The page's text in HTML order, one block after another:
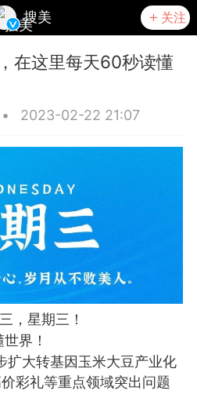
搜美 关注
素 无创溶斑术
卡卡美业
在这里每天60秒读懂
• 2023-02-22 21:07
，星期三！
界！
扩大转基因玉米大豆产业化
彩礼等重点领域突出问题